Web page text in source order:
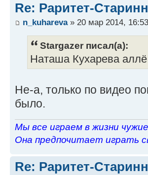
Re: Раритет-
n_kuhareva» 20 мар 2014, 16:53
Stargazer писал(а):
Наташа Кухарева аллё
Не-а, только по видео
было.
Мы все играем в жизни
Она предпочитает играть
Re: Раритет-